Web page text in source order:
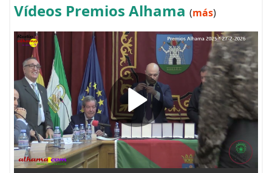
Vídeos Premios Alhama (más)